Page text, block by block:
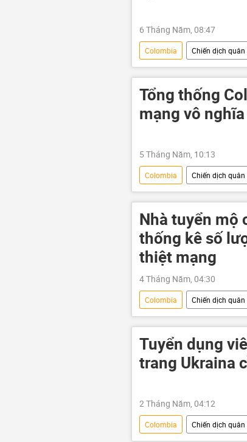
6 Tháng Năm, 08:47
Colombia Chiến dịch
Quân sự
Tổng thống
mạng vô
5 Tháng Năm, 10:13
Colombia Chiến dịch
Quân sự
Nhà tuyển mộ
thống kê số
thiệt mạng
4 Tháng Năm, 04:30
Colombia Chiến dịch
Cuộc khủng hoảng ở Ukraina
xung đột
xung đột
Tuyển dụng
trang Ukraina
2 Tháng Năm, 04:12
Colombia Chiến dịch